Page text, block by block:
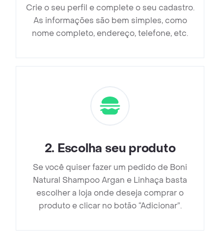
Crie o seu perfil e complete o seu cadastro.
As informações são bem simples, como
nome completo, endereço, telefone, etc.
2. Escolha seu produto
Se você quiser fazer um pedido de Boni
Natural Shampoo Argan e Linhaça basta
escolher a loja onde deseja comprar o
produto e clicar no botão “Adicionar”.